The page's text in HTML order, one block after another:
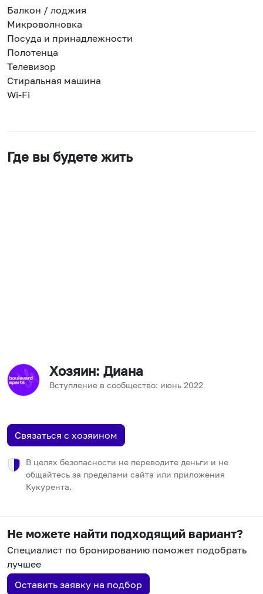
Балкон / лоджия
Микроволновка
Посуда и принадлежности
Полотенца
Телевизор
Стиральная машина
Wi-Fi
Где вы будете жить
Хозяин: Диана
Вступление в сообщество: июнь 2022
Связаться с хозяином
В целях безопасности не переводите деньги и не
общайтесь за пределами сайта или приложения
Кукурента.
Не можете найти подходящий вариант?
Специалист по бронированию поможет подобрать
лучшее
Оставить заявку на подбор